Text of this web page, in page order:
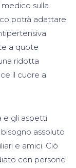
sulla
potrà adattare
a quote
ridotta
il cuore a
e gli aspetti
assoluto
e amici. Ciò
con persone